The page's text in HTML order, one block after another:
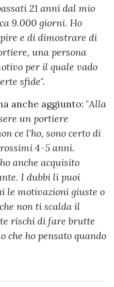
21 anni dal mio
9.000 giorni. Ho
e di dimostrare di
una persona
per il quale vado
sfide".
anche aggiunto: "Alla
un portiere
ce l'ho, sono certo di
4-5 anni.
anche acquisito
I dubbi li puoi
le motivazioni giuste o
non ti scalda il
rischi di fare brutte
che ho pensato quando